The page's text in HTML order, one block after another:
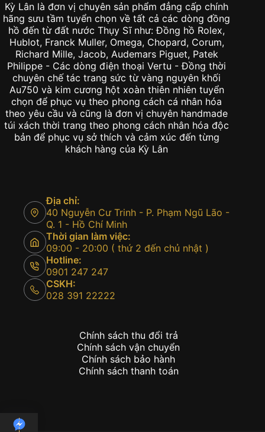
Kỳ Lân là đơn vị chuyên sản phẩm đẳng cấp chính
hãng sưu tầm tuyển chọn về tất cả các dòng đồng
hồ đến từ đất nước Thụy Sĩ như: Đồng hồ Rolex,
Hublot, Franck Muller, Omega, Chopard, Corum,
Richard Mille, Jacob, Audemars Piguet, Patek
Philippe - Các dòng điện thoại Vertu - Đồng thời
chuyên chế tác trang sức từ vàng nguyên khối
Au750 và kim cương hột xoàn thiên nhiên tuyển
chọn để phục vụ theo phong cách cá nhân hóa
theo yêu cầu và cũng là đơn vị chuyên handmade
túi xách thời trang theo phong cách nhân hóa độc
bản để phục vụ sở thích và cảm xúc đến từng
khách hàng của Kỳ Lân
Địa chỉ:
40 Nguyễn Cư Trinh - P. Phạm Ngũ Lão -
Q. 1 - Hồ Chí Minh
Thời gian làm việc:
09:00 - 20:00 ( thứ 2 đến chủ nhật )
Hotline:
0901 247 247
CSKH:
028 391 22222
Chính sách thu đổi trả
Chính sách vận chuyển
Chính sách bảo hành
Chính sách thanh toán